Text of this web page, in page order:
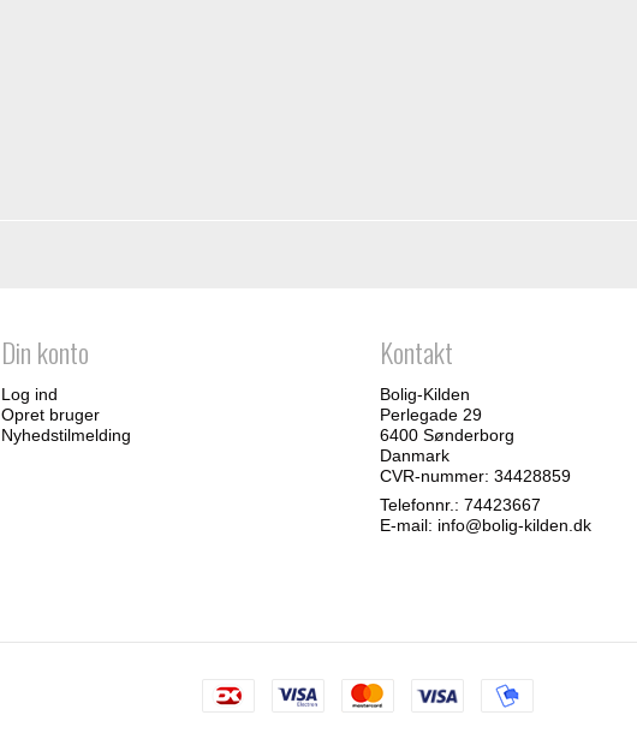
Din konto
Log ind
Opret bruger
Nyhedstilmelding
Kontakt
Bolig-Kilden
Perlegade 29
6400 Sønderborg
Danmark
CVR-nummer: 34428859
Telefonnr.: 74423667
E-mail: info@bolig-kilden.dk